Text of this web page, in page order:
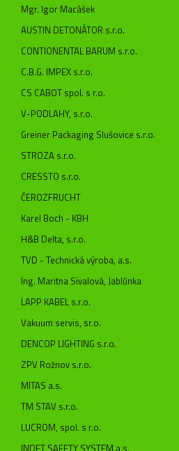
Mgr. Igor Macášek
AUSTIN DETONÁTOR s.r.o.
CONTIONENTAL BARUM s.r.o.
C.B.G. IMPEX s.r.o.
CS CABOT spol. s r.o.
V-PODLAHY, s.r.o.
Greiner Packaging Slušovice s.r.o.
STROZA s.r.o.
CRESSTO s.r.o.
ČEROZFRUCHT
Karel Boch - KBH
H&B Delta, s.r.o.
TVD - Technická výroba, a.s.
Ing. Maritna Sivalová, Jablůnka
LAPP KABEL s.r.o.
Vakuum servis, sr.o.
DENCOP LIGHTING s.r.o.
ZPV Rožnov s.r.o.
MITAS a.s.
TM STAV s.r.o.
LUCROM, spol. s r.o.
INDET SAFETY SYSTEM a.s.